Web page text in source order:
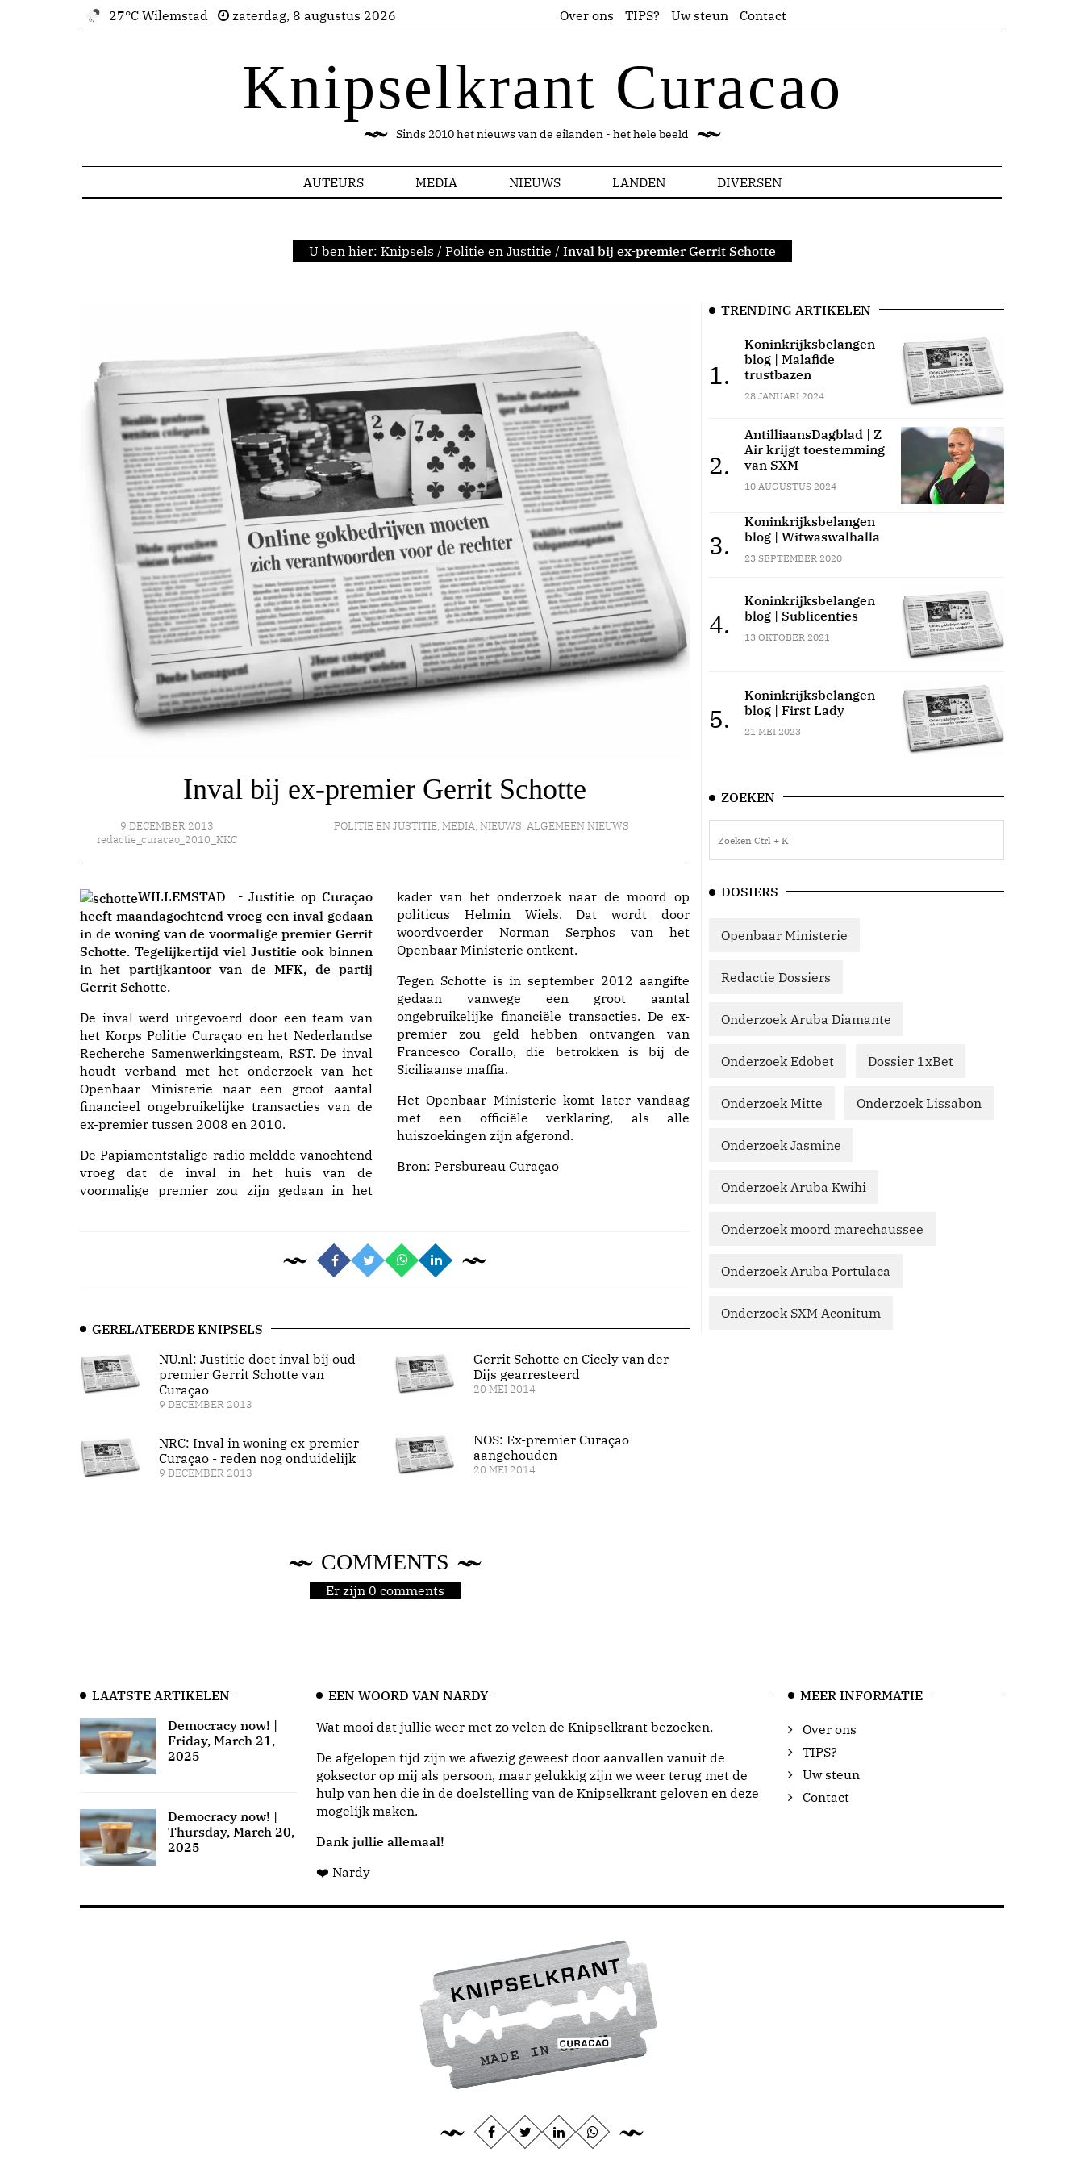
27°C Wilemstad zaterdag, 8 augustus 2026 Over ons TIPS? Uw steun Contact
Knipselkrant Curacao
Sinds 2010 het nieuws van de eilanden - het hele beeld
AUTEURS MEDIA NIEUWS LANDEN DIVERSEN
U ben hier: Knipsels / Politie en Justitie / Inval bij ex-premier Gerrit Schotte
Inval bij ex-premier Gerrit Schotte
9 DECEMBER 2013
redactie_curacao_2010_KKC
POLITIE EN JUSTITIE, MEDIA, NIEUWS, ALGEMEEN NIEUWS
WILLEMSTAD - Justitie op Curaçao
heeft maandagochtend vroeg een inval gedaan
in de woning van de voormalige premier Gerrit
Schotte. Tegelijkertijd viel Justitie ook binnen
in het partijkantoor van de MFK, de partij
Gerrit Schotte.
De inval werd uitgevoerd door een team van
het Korps Politie Curaçao en het Nederlandse
Recherche Samenwerkingsteam, RST. De inval
houdt verband met het onderzoek van het
Openbaar Ministerie naar een groot aantal
financieel ongebruikelijke transacties van de
ex-premier tussen 2008 en 2010.
De Papiamentstalige radio meldde vanochtend
vroeg dat de inval in het huis van de
voormalige premier zou zijn gedaan in het
kader van het onderzoek naar de moord op
politicus Helmin Wiels. Dat wordt door
woordvoerder Norman Serphos van het
Openbaar Ministerie ontkent.
Tegen Schotte is in september 2012 aangifte
gedaan vanwege een groot aantal
ongebruikelijke financiële transacties. De ex-
premier zou geld hebben ontvangen van
Francesco Corallo, die betrokken is bij de
Siciliaanse maffia.
Het Openbaar Ministerie komt later vandaag
met een officiële verklaring, als alle
huiszoekingen zijn afgerond.
Bron: Persbureau Curaçao
GERELATEERDE KNIPSELS
NU.nl: Justitie doet inval bij oud-
premier Gerrit Schotte van
Curaçao
9 DECEMBER 2013
NRC: Inval in woning ex-premier
Curaçao - reden nog onduidelijk
9 DECEMBER 2013
Gerrit Schotte en Cicely van der
Dijs gearresteerd
20 MEI 2014
NOS: Ex-premier Curaçao
aangehouden
20 MEI 2014
COMMENTS
Er zijn 0 comments
TRENDING ARTIKELEN
1.
Koninkrijksbelangen
blog | Malafide
trustbazen
28 JANUARI 2024
2.
AntilliaansDagblad | Z
Air krijgt toestemming
van SXM
10 AUGUSTUS 2024
3.
Koninkrijksbelangen
blog | Witwaswalhalla
23 SEPTEMBER 2020
4.
Koninkrijksbelangen
blog | Sublicenties
13 OKTOBER 2021
5.
Koninkrijksbelangen
blog | First Lady
21 MEI 2023
ZOEKEN
DOSIERS
Openbaar Ministerie
Redactie Dossiers
Onderzoek Aruba Diamante
Onderzoek Edobet Dossier 1xBet
Onderzoek Mitte Onderzoek Lissabon
Onderzoek Jasmine
Onderzoek Aruba Kwihi
Onderzoek moord marechaussee
Onderzoek Aruba Portulaca
Onderzoek SXM Aconitum
LAATSTE ARTIKELEN
Democracy now! |
Friday, March 21,
2025
Democracy now! |
Thursday, March 20,
2025
EEN WOORD VAN NARDY
Wat mooi dat jullie weer met zo velen de Knipselkrant bezoeken.
De afgelopen tijd zijn we afwezig geweest door aanvallen vanuit de
goksector op mij als persoon, maar gelukkig zijn we weer terug met de
hulp van hen die in de doelstelling van de Knipselkrant geloven en deze
mogelijk maken.
Dank jullie allemaal!
❤️ Nardy
MEER INFORMATIE
Over ons
TIPS?
Uw steun
Contact